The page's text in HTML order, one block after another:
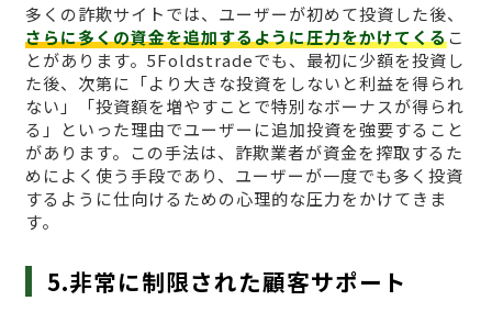
多くの詐欺サイトでは、ユーザーが初めて投資した後、
さらに多くの資金を追加するように圧力をかけてくるこ
とがあります。5Foldstradeでも、最初に少額を投資し
た後、次第に「より大きな投資をしないと利益を得られ
ない」「投資額を増やすことで特別なボーナスが得られ
る」といった理由でユーザーに追加投資を強要すること
があります。この手法は、詐欺業者が資金を搾取するた
めによく使う手段であり、ユーザーが一度でも多く投資
するように仕向けるための心理的な圧力をかけてきま
す。
5.非常に制限された顧客サポート